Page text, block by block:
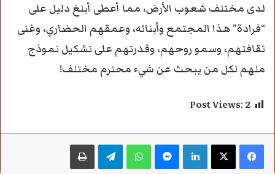
لدى مختلف شعوب الأرض، مما أعطى أبلغ دليل على
“فرادة” هذا المجتمع وأبنائه، وعمقهم الحضاري، وغنى
ثقافتهم، وسمو روحهم، وقدرتهم على تشكيل نموذج
ملهم لكل من يبحث عن شيء محترم مختلف!
Post Views:2
فيسبوك ‫X لينكدإن ماسنجر واتساب تيلقرام طباعة